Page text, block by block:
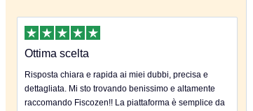
Ottima scelta
Risposta chiara e rapida ai miei dubbi, precisa e
dettagliata. Mi sto trovando benissimo e altamente
raccomando Fiscozen!! La piattaforma è semplice da